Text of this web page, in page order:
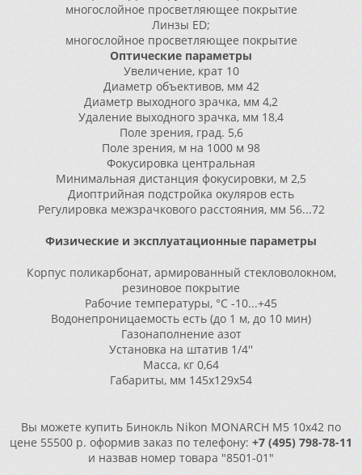
многослойное просветляющее покрытие
Линзы ED;
многослойное просветляющее покрытие
Оптические параметры
Увеличение, крат 10
Диаметр объективов, мм 42
Диаметр выходного зрачка, мм 4,2
Удаление выходного зрачка, мм 18,4
Поле зрения, град. 5,6
Поле зрения, м на 1000 м 98
Фокусировка центральная
Минимальная дистанция фокусировки, м 2,5
Диоптрийная подстройка окуляров есть
Регулировка межзрачкового расстояния, мм 56...72
Физические и эксплуатационные параметры
Корпус поликарбонат, армированный стекловолокном,
резиновое покрытие
Рабочие температуры, °C -10...+45
Водонепроницаемость есть (до 1 м, до 10 мин)
Газонаполнение азот
Установка на штатив 1/4''
Масса, кг 0,64
Габариты, мм 145x129x54
Вы можете купить Бинокль Nikon MONARCH M5 10x42 по
цене 55500 р. оформив заказ по телефону: +7 (495) 798-78-11
и назвав номер товара "8501-01"